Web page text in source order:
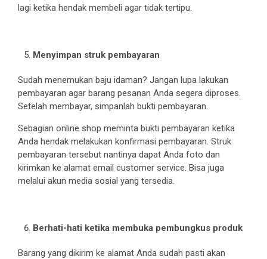
lagi ketika hendak membeli agar tidak tertipu.
Menyimpan struk pembayaran
Sudah menemukan baju idaman? Jangan lupa lakukan
pembayaran agar barang pesanan Anda segera diproses.
Setelah membayar, simpanlah bukti pembayaran.
Sebagian online shop meminta bukti pembayaran ketika
Anda hendak melakukan konfirmasi pembayaran. Struk
pembayaran tersebut nantinya dapat Anda foto dan
kirimkan ke alamat email customer service. Bisa juga
melalui akun media sosial yang tersedia.
Berhati-hati ketika membuka pembungkus produk
Barang yang dikirim ke alamat Anda sudah pasti akan